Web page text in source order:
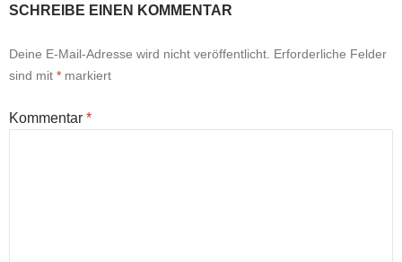
SCHREIBE EINEN KOMMENTAR
Deine E-Mail-Adresse wird nicht veröffentlicht. Erforderliche Felder
sind mit * markiert
Kommentar *